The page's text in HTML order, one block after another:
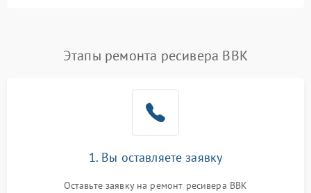
Этапы ремонта ресивера BBK
1. Вы оставляете заявку
Оставьте заявку на ремонт ресивера BBK